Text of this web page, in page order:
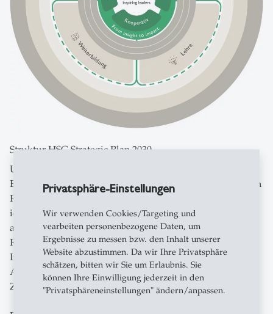
Privatsphäre-Einstellungen
Wir verwenden Cookies/Targeting und
vearbeiten personenbezogene Daten, um
Ergebnisse zu messen bzw. den Inhalt unserer
Website abzustimmen. Da wir Ihre Privatsphäre
schätzen, bitten wir Sie um Erlaubnis. Sie
können Ihre Einwilligung jederzeit in den
"Privatsphäreneinstellungen" ändern/anpassen.
Struktur HSG Strategic Plan 2030
Um diese Ziele zu erreichen, haben wir strategische
Entwicklungsschwerpunkte in unseren Handlungsfeldern
Forschung, Lehre, Weiterbildung und Transfer
identifiziert. Der Fokus unserer Weiterentwicklung liegt
auf unseren Kernfächern Wirtschafts- und
Rechtswissenschaften, internationale Beziehungen sowie
Informatik. Wir bauen dabei konsequent auf unseren
Alleinstellungsmerkmalen auf und entwickeln sie für die
Zukunft weiter und stärken sie.